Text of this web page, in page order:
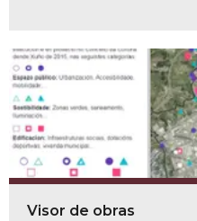
Visor de obras